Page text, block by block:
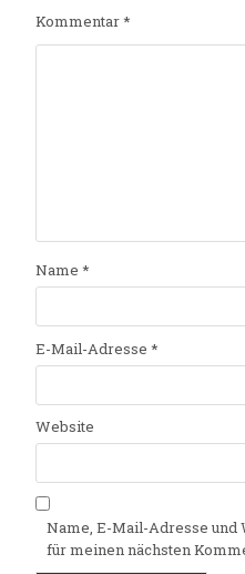
Kommentar*
Name *
E-Mail-Adresse *
Website
Name, E-Mail-Adresse
für meinen nächsten